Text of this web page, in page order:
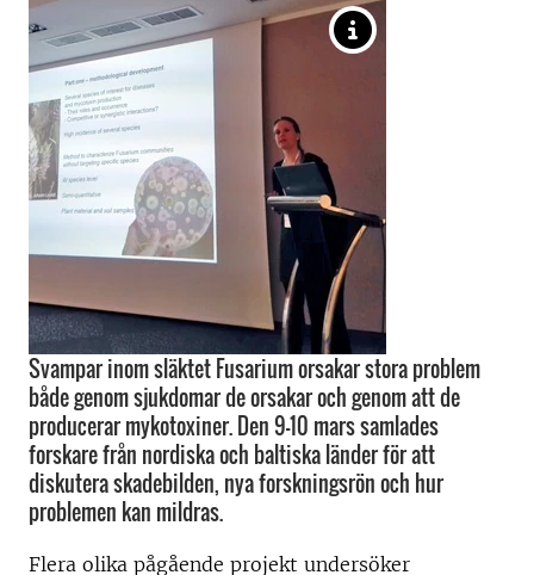
Svampar inom släktet Fusarium orsakar stora problem
både genom sjukdomar de orsakar och genom att de
producerar mykotoxiner. Den 9–10 mars samlades
forskare från nordiska och baltiska länder för att
diskutera skadebilden, nya forskningsrön och hur
problemen kan mildras.
Flera olika pågående projekt undersöker